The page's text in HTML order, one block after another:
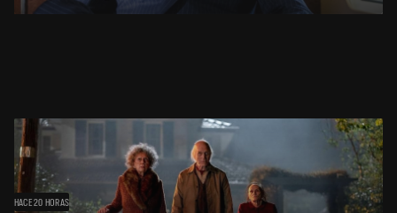
HACE 20 HORAS